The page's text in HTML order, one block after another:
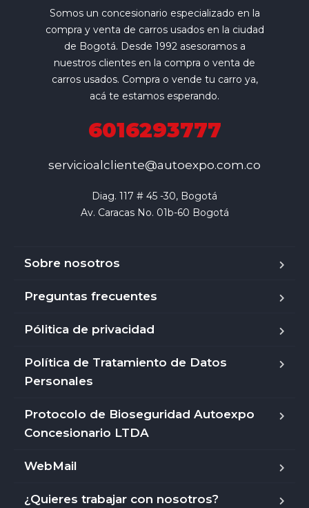
Somos un concesionario especializado en la
compra y venta de carros usados en la ciudad
de Bogotá. Desde 1992 asesoramos a
nuestros clientes en la compra o venta de
carros usados. Compra o vende tu carro ya,
acá te estamos esperando.
6016293777
servicioalcliente@autoexpo.com.co
Diag. 117 # 45 -30, Bogotá
Av. Caracas No. 01b-60 Bogotá
Sobre nosotros
Preguntas frecuentes
Pólitica de privacidad
Política de Tratamiento de Datos
Personales
Protocolo de Bioseguridad Autoexpo
Concesionario LTDA
WebMail
¿Quieres trabajar con nosotros?